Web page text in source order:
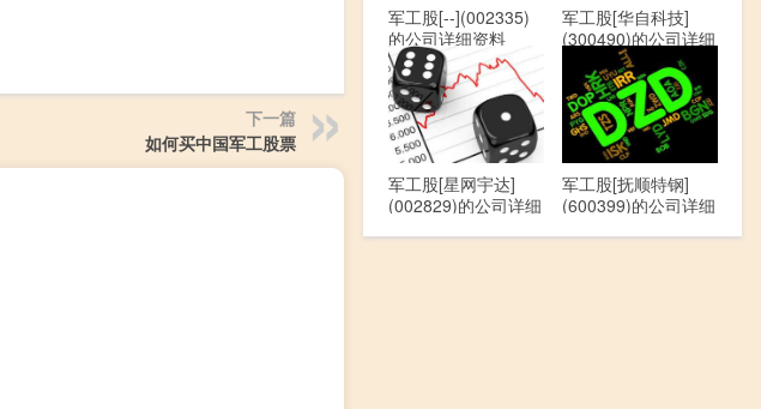
下一篇
如何买中国军工股票
军工股[--](002335)
的公司详细资料
军工股[华自科技]
(300490)的公司详细
军工股[星网宇达]
(002829)的公司详细
军工股[抚顺特钢]
(600399)的公司详细